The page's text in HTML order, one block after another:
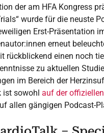
der am HFA Kongress
wurde für die neuste
Erst-Präsentation
erneut
rückblickend einen noch
zu aktuellen
im Bereich der
ist sowohl auf der
allen gängigen Podcast-